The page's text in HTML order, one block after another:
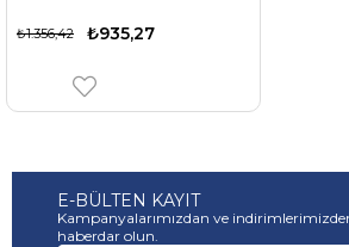
₺935,27
₺1.356,42
E-BÜLTEN KAYIT
Kampanyalarımızdan ve
haberdar olun.